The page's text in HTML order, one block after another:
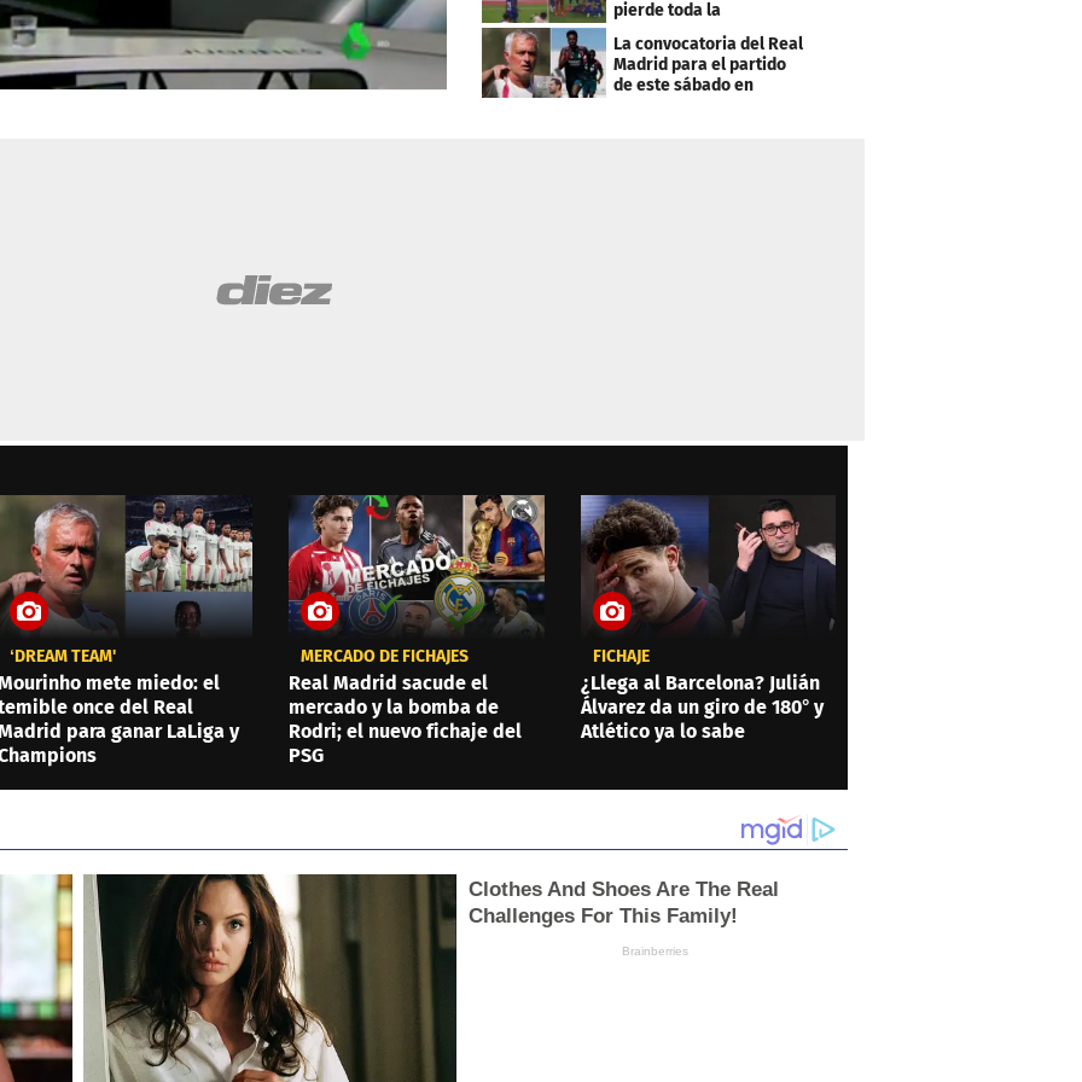
pierde toda la
temporada en LaLiga
La convocatoria del Real
Madrid para el partido
de este sábado en
‘DREAM TEAM'
mete miedo: el
once del Real
para ganar LaLiga y
MERCADO DE FICHAJES
Real Madrid sacude el
mercado y la bomba de
Rodri; el nuevo fichaje del
PSG
FICHAJE
¿Llega al Barcelona? Julián
Álvarez da un giro de 180° y
Atlético ya lo sabe